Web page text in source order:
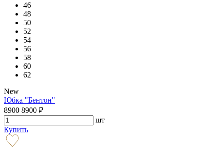
46
48
50
52
54
56
58
60
62
New
Юбка "Бентон"
8900 8900 ₽
шт
Купить